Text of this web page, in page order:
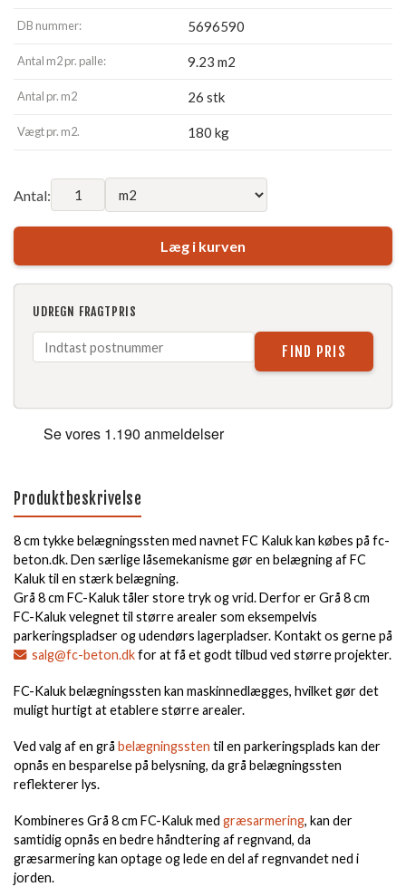
DB nummer: 5696590
Antal m2 pr. palle: 9.23 m2
Antal pr. m2 26 stk
Vægt pr. m2. 180 kg
Antal:
Læg i kurven
UDREGN FRAGTPRIS
Produktbeskrivelse
8 cm tykke belægningssten med navnet FC Kaluk kan købes på fc-
beton.dk. Den særlige låsemekanisme gør en belægning af FC
Kaluk til en stærk belægning.
Grå 8 cm FC-Kaluk tåler store tryk og vrid. Derfor er Grå 8 cm
FC-Kaluk velegnet til større arealer som eksempelvis
parkeringspladser og udendørs lagerpladser. Kontakt os gerne på
salg@fc-beton.dkfor at få et godt tilbud ved større projekter.
FC-Kaluk belægningssten kan maskinnedlægges, hvilket gør det
muligt hurtigt at etablere større arealer.
Ved valg af en grå belægningssten til en parkeringsplads kan der
opnås en besparelse på belysning, da grå belægningssten
reflekterer lys.
Kombineres Grå 8 cm FC-Kaluk med græsarmering, kan der
samtidig opnås en bedre håndtering af regnvand, da
græsarmering kan optage og lede en del af regnvandet ned i
jorden.